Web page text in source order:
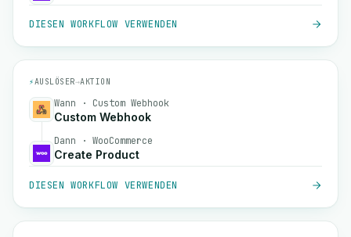
DIESEN WORKFLOW VERWENDEN
⚡AUSLÖSER→AKTION
Wann · Custom Webhook
Custom Webhook
Dann · WooCommerce
Create Product
DIESEN WORKFLOW VERWENDEN